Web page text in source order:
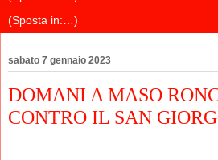
sabato 7 gennaio 2023
DOMANI A MASO
CONTRO IL SAN